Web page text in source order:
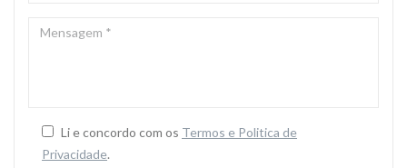
Li e concordo com os Termos e Politica de
Privacidade.